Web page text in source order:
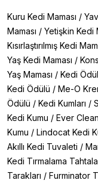
🔹 Exo Terra
4. Nem Sistemleri
🔹 Exo Terra
Otomatik yağmur
🔹 Exo Terra Sis
nem artırıcı
5. Bitkiler &
🔹 Exo Terra
🔹 Exo Terra
saklanma alanı
Dekor Seçerken
✅
Güvenlik:
büyüklükte
Kuru Kedi Maması /
Maması / Yetişkin Kedi
Kısırlaştırılmış Kedi
Yaş Kedi Maması /
Yaş Maması / Kedi
Kedi Ödülü / Me-O
Ödülü / Kedi Kumları /
Kedi Kumu / Ever
Kumu / Lindocat Kedi
Akıllı Kedi Tuvaleti /
Kedi Tırmalama
Tarakları / Furminator